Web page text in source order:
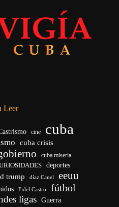
Leer
cine cuba
cuba crisis
cuba miseria
deportes
trump díaz Canel eeuu
Fidel Castro fútbol
ligas Guerra